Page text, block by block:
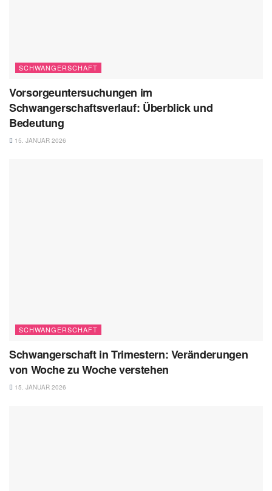
SCHWANGERSCHAFT
Vorsorgeuntersuchungen im
Schwangerschaftsverlauf: Überblick und
Bedeutung
15. JANUAR 2026
SCHWANGERSCHAFT
Schwangerschaft in Trimestern: Veränderungen
von Woche zu Woche verstehen
15. JANUAR 2026